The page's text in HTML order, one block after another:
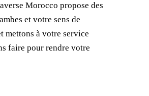
Morocco propose des
et votre sens de
mettons à votre service
faire pour rendre votre